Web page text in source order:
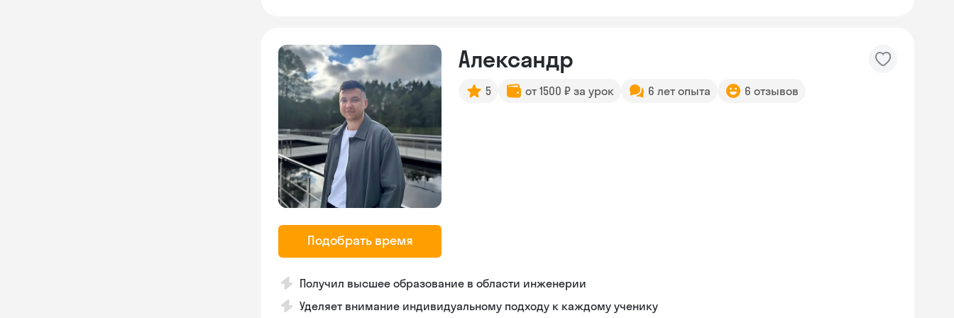
Подобрать время
Александр
5 от 1500 ₽ за урок 6 лет опыта 6 отзывов
Получил высшее образование в области инженерии
Уделяет внимание индивидуальному подходу к каждому ученику